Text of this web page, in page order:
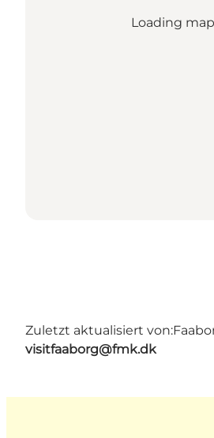
Loading
Zuletzt aktualisiert von:
visitfaaborg@fmk.dk